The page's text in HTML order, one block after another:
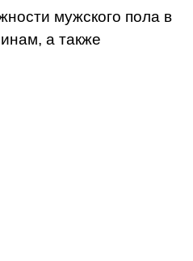
мужского пола в
а также